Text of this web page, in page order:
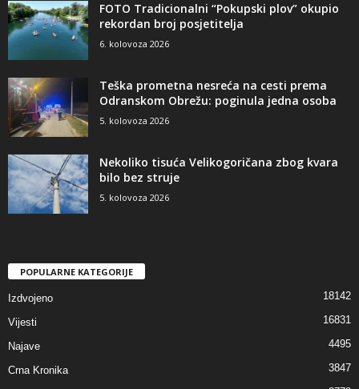
FOTO Tradicionalni “Pokupski plov” okupio
rekordan broj posjetitelja
6. kolovoza 2026
Teška prometna nesreća na cesti prema
Odranskom Obrežu: poginula jedna osoba
5. kolovoza 2026
Nekoliko tisuća Velikogoričana zbog kvara
bilo bez struje
5. kolovoza 2026
POPULARNE KATEGORIJE
Izdvojeno 18142
Vijesti 16831
Najave 4495
Crna Kronika 3847